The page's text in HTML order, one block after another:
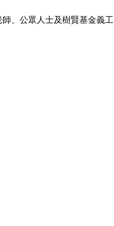
、公眾人士及樹賢基金義工